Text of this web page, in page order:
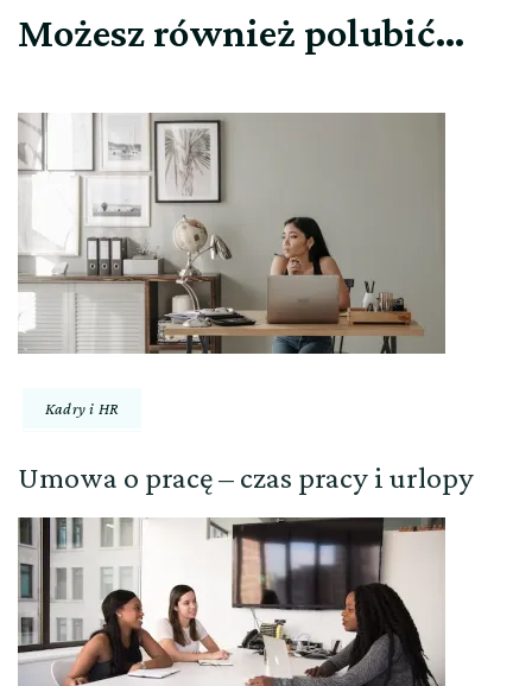
Możesz również polubić…
Kadry i HR
Umowa o pracę – czas pracy i urlopy